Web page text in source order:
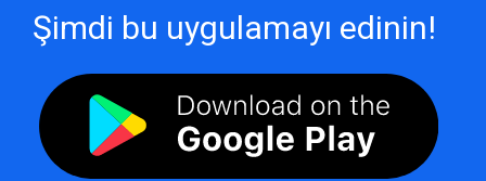
Şimdi bu uygulamayı edinin!